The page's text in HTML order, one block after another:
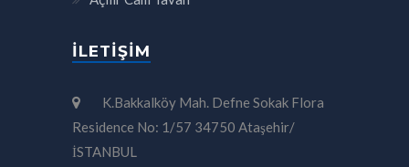
İLETIŞIM
K.Bakkalköy Mah. Defne Sokak Flora
Residence No: 1/57 34750 Ataşehir/
İSTANBUL